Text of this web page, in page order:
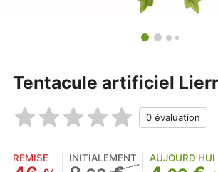
Tentacule artificiel
REMISE INITIALEMENT AUJOURD'HUI